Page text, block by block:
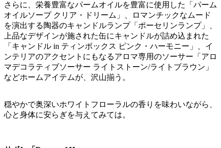
さらに、栄養豊富なパームオイルを豊富に使用した「パーム
オイルソープ クリア・ドリーム」、ロマンチックなムード
を演出する陶器のキャンドルランプ「ポーセリンランプ」、
上品なデザインが施された缶にキャンドルが詰め込まれた
「キャンドル in ティンボックス ピンク・ハーモニー」、イ
ンテリアのアクセントにもなるアロマ専用のソーサー「アロ
マデコラティブソーサー ライトストーン/ライトブラウン」
などホームアイテムが、沢山揃う。
穏やかで奥深いホワイトフローラルの香りを味わいながら、
心と身体に安らぎを与えてみては。